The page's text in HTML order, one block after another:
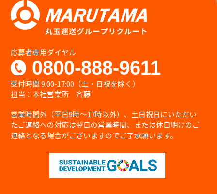
応募者専用ダイヤル
0800-888-9611
受付時間 9:00-17:00（土・日祝を除く）
担当：本社営業所 斉藤
営業時間外（平日9時〜17時以外）、土日祝日にいただい
たご連絡への対応は翌日の営業時間、または休日明けのご
連絡となる場合がございますのでご了承願います。